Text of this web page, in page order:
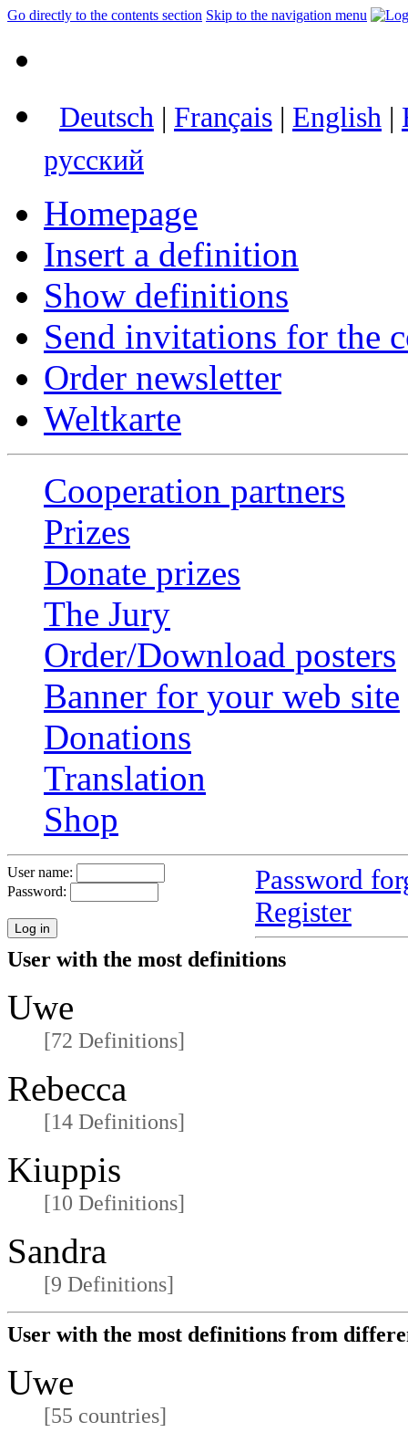
Go directly to the contents section Skip to the navigation menu
Deutsch | Français | English |
русский
Homepage
Insert a definition
Show definitions
Send invitations for the
Order newsletter
Weltkarte
Cooperation partners
Prizes
Donate prizes
The Jury
Order/Download posters
Banner for your web site
Donations
Translation
Shop
User name:
Password:
Password
Register
User with the most definitions
Uwe
[72 Definitions]
Rebecca
[14 Definitions]
Kiuppis
[10 Definitions]
Sandra
[9 Definitions]
User with the most definitions from
Uwe
[55 countries]